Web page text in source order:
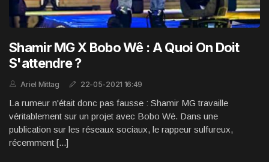
Shamir MG X Bobo Wê : A Quoi On Doit
S'attendre ?
Ariel Mittag 22-05-2021 16:49
La rumeur n'était donc pas fausse : Shamir MG travaille
véritablement sur un projet avec Bobo Wè. Dans une
publication sur les réseaux sociaux, le rappeur sulfureux,
récemment [...]